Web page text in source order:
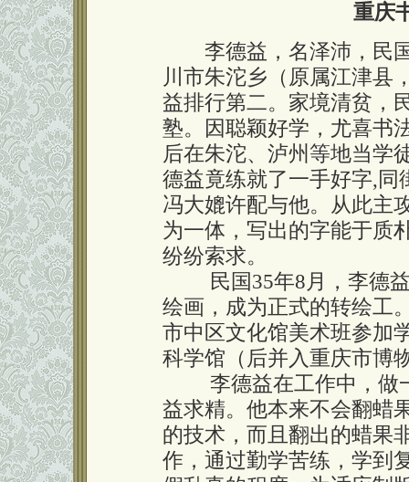
重庆
李德益，名泽沛，民国
川市朱沱乡（原属江津县
益排行第二。家境清贫，
塾。因聪颖好学，尤喜书
后在朱沱、泸州等地当学
德益竟练就了一手好字,同
冯大媲许配与他。从此主
为一体，写出的字能于质
纷纷索求。
民国35年8月，李德益
绘画，成为正式的转绘工
市中区文化馆美术班参加
科学馆（后并入重庆市博
李德益在工作中，做一
益求精。他本来不会翻蜡
的技术，而且翻出的蜡果
作，通过勤学苦练，学到